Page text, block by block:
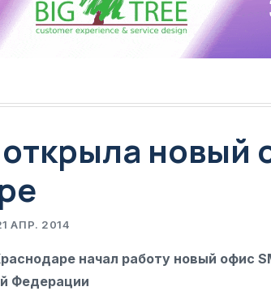
открыла новый
АПР. 2014
начал работу новый офис
Федерации